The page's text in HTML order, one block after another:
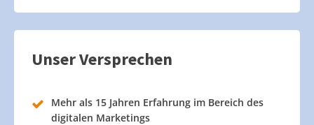
Unser Versprechen
Mehr als 15 Jahren Erfahrung im Bereich des
digitalen Marketings